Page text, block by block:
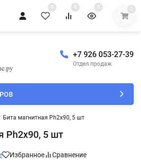
0 0 0 0
+7 926 053-27-39
Отдел продаж
Бита магнитная Ph2x90, 5 шт
Ph2x90, 5 шт
Избранное Сравнение